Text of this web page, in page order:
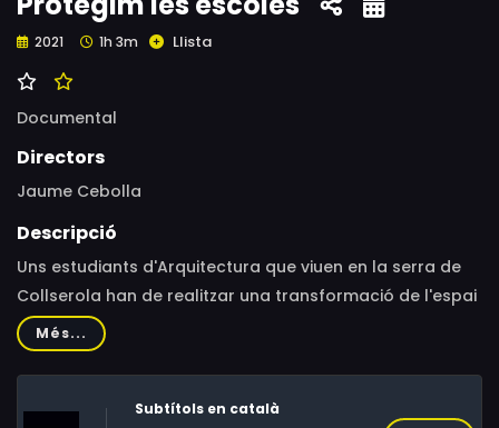
2021 1h 3m Llista
Documental
Directors
Jaume Cebolla
Descripció
Uns estudiants d'Arquitectura que viuen en la serra de
Collserola han de realitzar una transformació de l'espai
públic enfront de l'Escola Entença, situada dins de la
Presó Model de Barcelona, i per a això han d'abordar el
repte de realitzar un acte de justícia poètica que
transformi el que va ser en el seu moment un espai
Més...
Subtítols en català